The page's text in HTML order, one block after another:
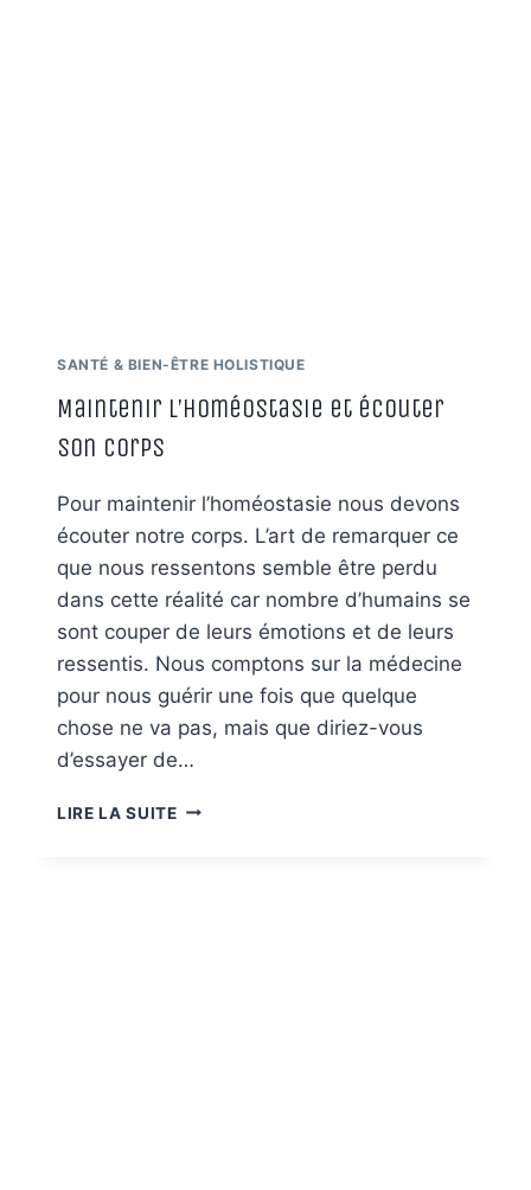
SANTÉ & BIEN-ÊTRE HOLISTIQUE
Maintenir l’homéostasie et écouter
son corps
Pour maintenir l’homéostasie nous devons
écouter notre corps. L’art de remarquer ce
que nous ressentons semble être perdu
dans cette réalité car nombre d’humains se
sont couper de leurs émotions et de leurs
ressentis. Nous comptons sur la médecine
pour nous guérir une fois que quelque
chose ne va pas, mais que diriez-vous
d’essayer de…
LIRE LA SUITEMAINTENIR